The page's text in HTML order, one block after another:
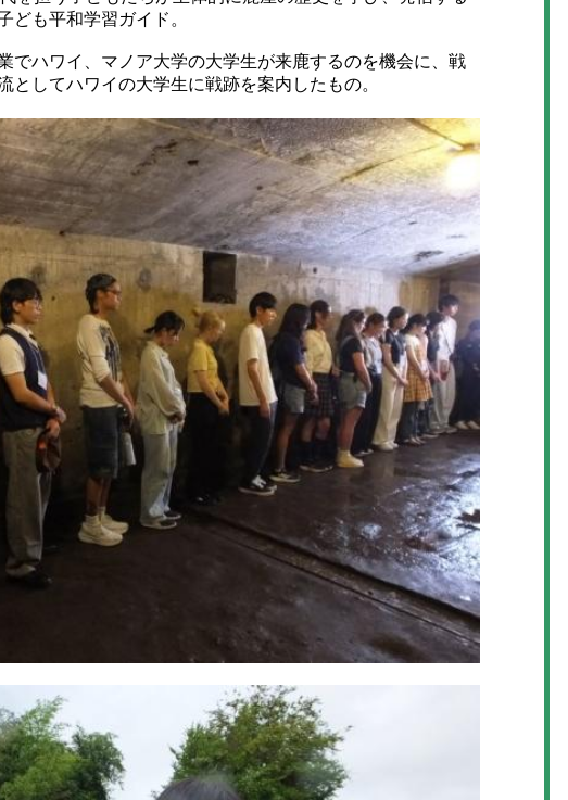
ども平和学習ガイド。
でハワイ、マノア大学の大学生が来鹿するのを機会に、戦
としてハワイの大学生に戦跡を案内したもの。